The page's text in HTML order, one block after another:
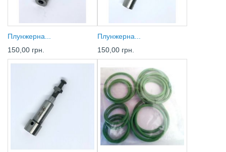
Плунжерна...
150,00 грн.
Плунжерна...
150,00 грн.